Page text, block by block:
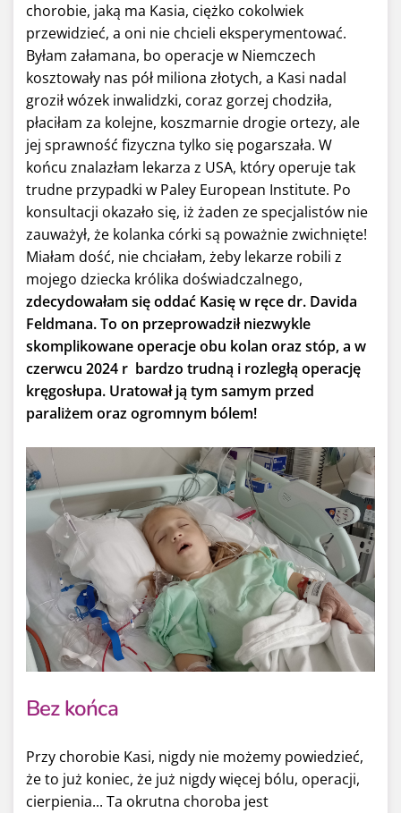
chorobie, jaką ma Kasia, ciężko cokolwiek
przewidzieć, a oni nie chcieli eksperymentować.
Byłam załamana, bo operacje w Niemczech
kosztowały nas pół miliona złotych, a Kasi nadal
groził wózek inwalidzki, coraz gorzej chodziła,
płaciłam za kolejne, koszmarnie drogie ortezy, ale
jej sprawność fizyczna tylko się pogarszała. W
końcu znalazłam lekarza z USA, który operuje tak
trudne przypadki w Paley European Institute. Po
konsultacji okazało się, iż żaden ze specjalistów nie
zauważył, że kolanka córki są poważnie zwichnięte!
Miałam dość, nie chciałam, żeby lekarze robili z
mojego dziecka królika doświadczalnego,
zdecydowałam się oddać Kasię w ręce dr. Davida
Feldmana. To on przeprowadził niezwykle
skomplikowane operacje obu kolan oraz stóp, a w
czerwcu 2024 r bardzo trudną i rozległą operację
kręgosłupa. Uratował ją tym samym przed
paraliżem oraz ogromnym bólem!
Bez końca
Przy chorobie Kasi, nigdy nie możemy powiedzieć,
że to już koniec, że już nigdy więcej bólu, operacji,
cierpienia... Ta okrutna choroba jest